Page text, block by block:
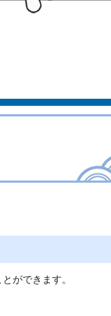
ができます。